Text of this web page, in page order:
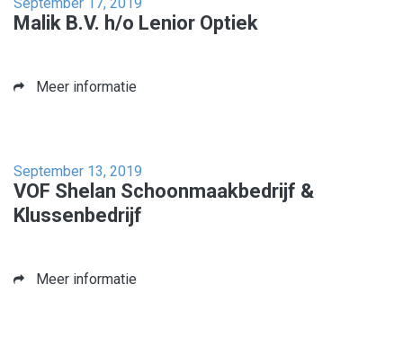
Malik B.V. h/o Lenior Optiek
Meer informatie
September 13, 2019
VOF Shelan Schoonmaakbedrijf &
Klussenbedrijf
Meer informatie